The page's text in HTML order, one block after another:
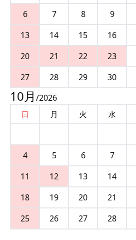
6
7 8 9
13
14 15 16
20
21 22 23
27
28 29 30
10月 /2026
日
月 火 水
4
5 6 7
11
12 13 14
18
19 20 21
25
26 27 28